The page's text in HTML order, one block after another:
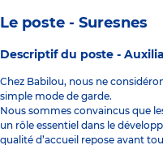
Le poste - Suresnes
Descriptif du poste -
Chez Babilou, nous ne
simple mode de garde.
Nous sommes convaincus que
un rôle essentiel dans le
qualité d’accueil repose avant